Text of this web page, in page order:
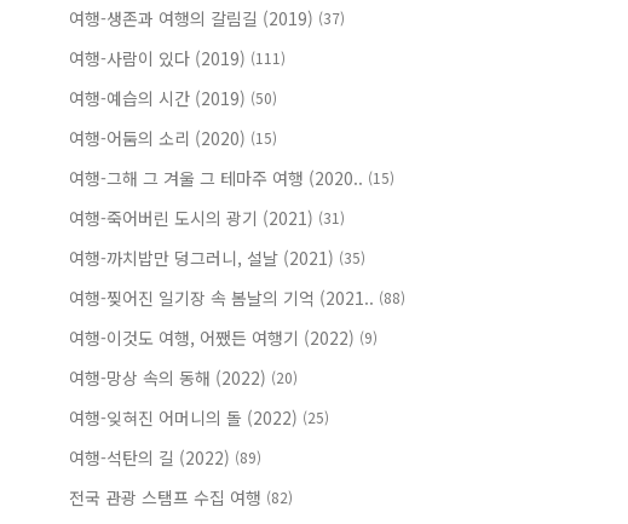
여행-생존과 여행의 갈림길 (2019) (37)
여행-사람이 있다 (2019) (111)
여행-예습의 시간 (2019) (50)
여행-어둠의 소리 (2020) (15)
여행-그해 그 겨울 그 테마주 여행 (2020.. (15)
여행-죽어버린 도시의 광기 (2021) (31)
여행-까치밥만 덩그러니, 설날 (2021) (35)
여행-찢어진 일기장 속 봄날의 기억 (2021.. (88)
여행-이것도 여행, 어쨌든 여행기 (2022) (9)
여행-망상 속의 동해 (2022) (20)
여행-잊혀진 어머니의 돌 (2022) (25)
여행-석탄의 길 (2022) (89)
전국 관광 스탬프 수집 여행 (82)